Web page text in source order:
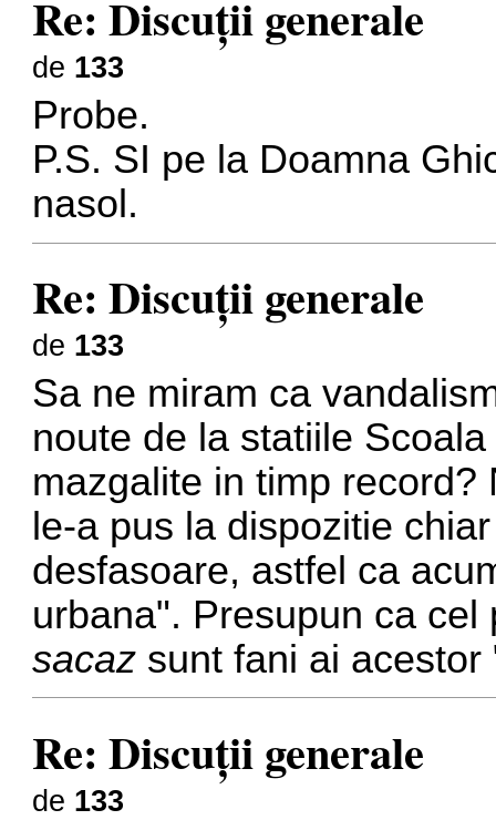
Re: Discuţii generale
de 133
Probe.
P.S. SI pe la Doamna
nasol.
Re: Discuţii generale
de 133
Sa ne miram ca
noute de la statiile
mazgalite in timp
le-a pus la dispozitie
desfasoare, astfel ca
urbana". Presupun ca
sacaz sunt fani ai acestor
Re: Discuţii generale
de 133